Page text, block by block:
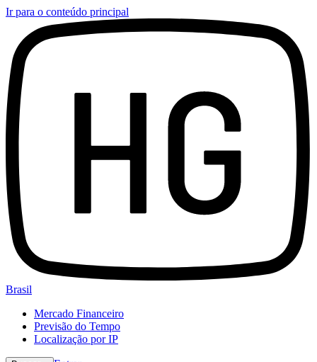
Ir para o conteúdo principal
Brasil
Mercado Financeiro
Previsão do Tempo
Localização por IP